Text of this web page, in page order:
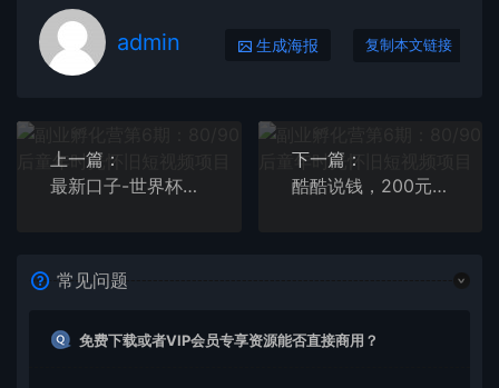
admin 生成海报 复制本文链接
上一篇：
最新口子-世界杯撸音浪教程，稳定，小程序玩法 价值998
下一篇：
酷酷说钱，200元起步的产品（付费文章）
常见问题
免费下载或者VIP会员专享资源能否直接商用？